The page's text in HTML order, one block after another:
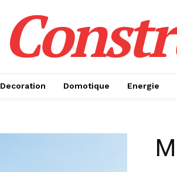
Decoration Domotique Energie